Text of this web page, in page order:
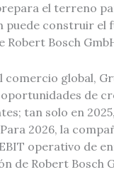
el terreno
puede construir el
Robert Bosch
global,
de
tan solo en
2026, la
operativo de
de Robert Bosch